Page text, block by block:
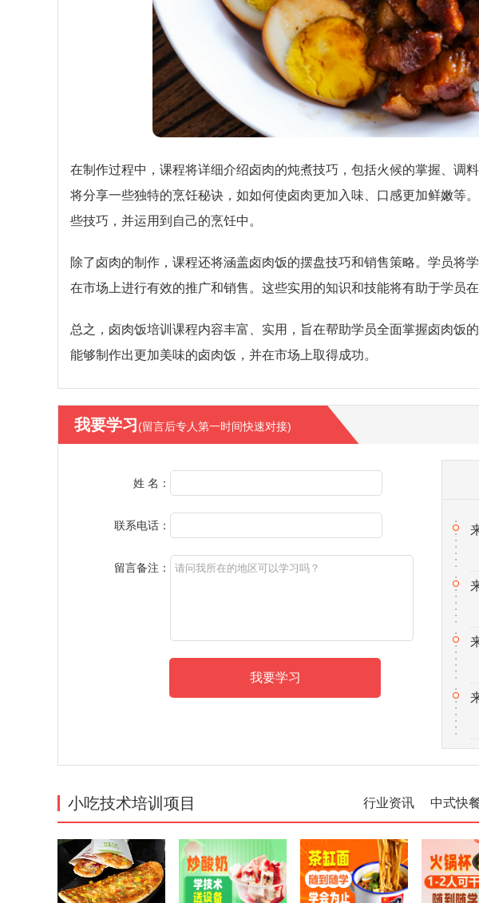
在制作过程中，课程将详细介绍卤肉的炖煮技巧，包括火候的掌握、调
将分享一些独特的烹饪秘诀，如如何使卤肉更加入味、口感更加鲜嫩等
些技巧，并运用到自己的烹饪中。
除了卤肉的制作，课程还将涵盖卤肉饭的摆盘技巧和销售策略。学员将
在市场上进行有效的推广和销售。这些实用的知识和技能将有助于学员
总之，卤肉饭培训课程内容丰富、实用，旨在帮助学员全面掌握卤肉饭
能够制作出更加美味的卤肉饭，并在市场上取得成功。
我要学习(留言后专人第一时间快速对接)
姓 名：
联系电话：
留言备注：
小吃技术培训项目 中式快
行业资讯